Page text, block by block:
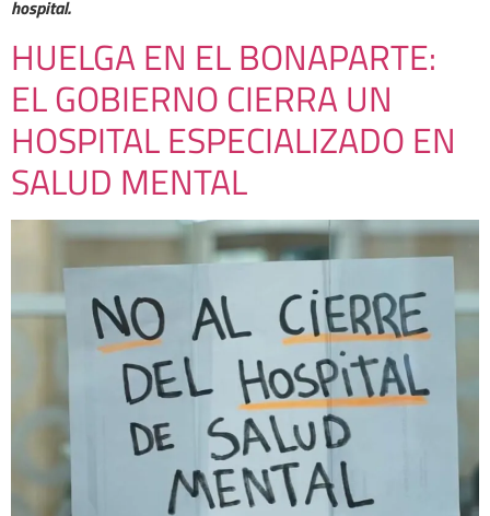
hospital.
HUELGA EN EL BONAPARTE:
EL GOBIERNO CIERRA UN
HOSPITAL ESPECIALIZADO EN
SALUD MENTAL